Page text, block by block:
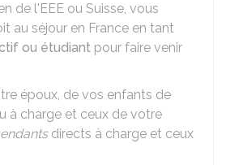
de l'EEE ou Suisse, vous
au séjour en France en tant
ou étudiant pour faire venir
époux, de vos enfants de
à charge et ceux de votre
directs à charge et ceux